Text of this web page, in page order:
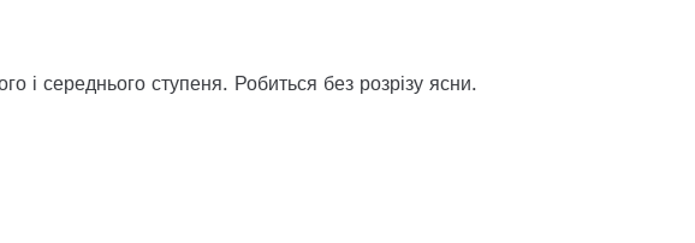
і середнього ступеня. Робиться без розрізу ясни.